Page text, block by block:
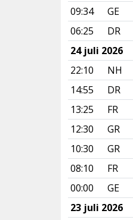
09:34
GE
06:25
DR
24 juli 2026
22:10
NH
14:55
DR
13:25
FR
12:30
GR
10:30
GR
08:10
FR
00:00
GE
23 juli 2026